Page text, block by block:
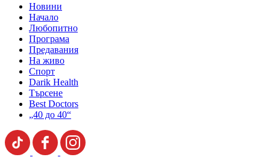
Новини
Начало
Любопитно
Програма
Предавания
На живо
Спорт
Darik Health
Търсене
Best Doctors
„40 до 40“